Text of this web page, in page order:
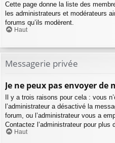
Cette page donne la liste des
les administrateurs et modérateurs
forums qu’ils modèrent.
Haut
Messagerie privée
Je ne peux pas envoyer de
Il y a trois raisons pour cela : vous
l’administrateur a désactivé la
forum, ou l’administrateur vous a
Contactez l’administrateur pour plus
Haut